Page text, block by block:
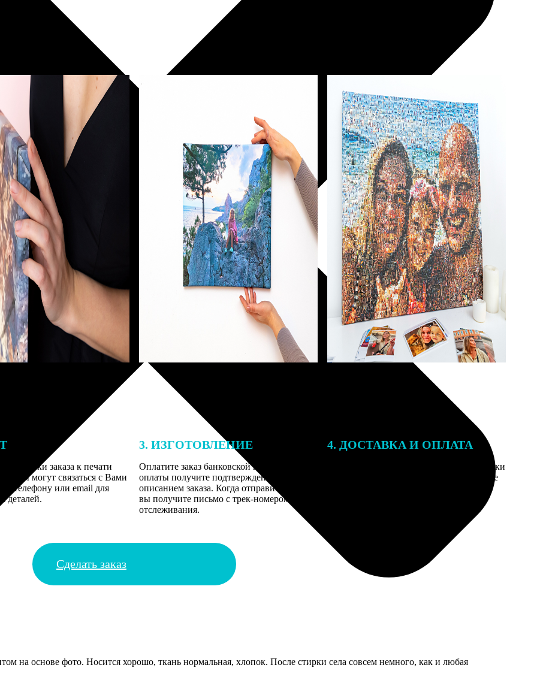
заказа к печати
могут связаться с Вами
телефону или email для
деталей.
3. ИЗГОТОВЛЕНИЕ
Оплатите заказ банковской картой. После
оплаты получите подтверждение на email с
описанием заказа. Когда отправим заказ
вы получите письмо с трек-номером для
отслеживания.
4. ДОСТАВКА И ОПЛАТА
Введите адрес и выберите способ доставки
заказа. Если у вас есть промокод, введите
Сделать заказ
на основе фото. Носится хорошо, ткань нормальная, хлопок. После стирки села совсем немного, как и любая